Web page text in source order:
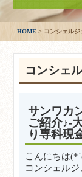
HOME コンシェルジ
コンシェ
サンワカ
ご紹介♪-
り専科現
こんにちは
コンシェルジ